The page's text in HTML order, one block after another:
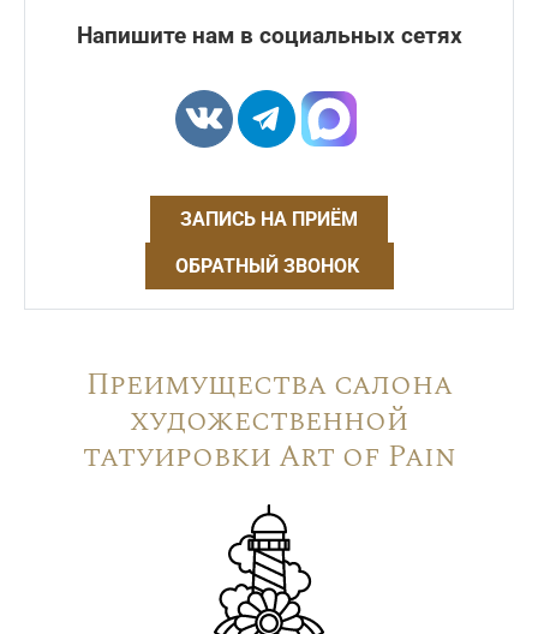
Напишите нам в социальных сетях
ЗАПИСЬ НА ПРИЁМ
ОБРАТНЫЙ ЗВОНОК
Преимущества салона
художественной
татуировки Art of Pain